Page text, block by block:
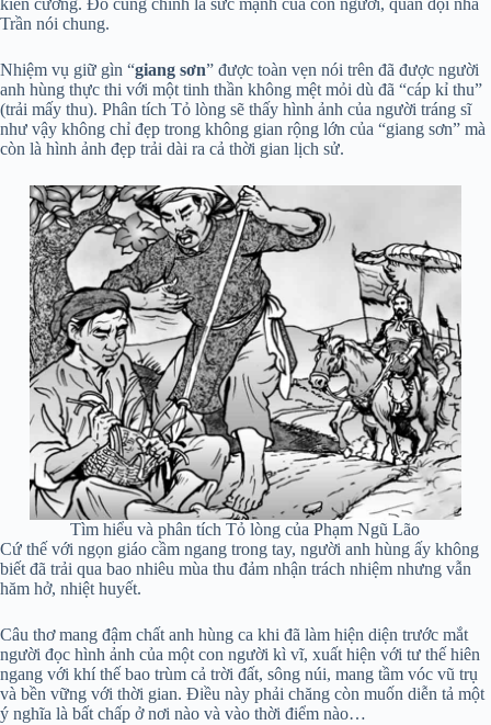
Trần nói chung.
Nhiệm vụ giữ gìn “giang sơn” được toàn vẹn nói trên đã được người
anh hùng thực thi với một tinh thần không mệt mỏi dù đã “cáp kỉ thu”
(trải mấy thu). Phân tích Tỏ lòng sẽ thấy hình ảnh của người tráng sĩ
như vậy không chỉ đẹp trong không gian rộng lớn của “giang sơn” mà
còn là hình ảnh đẹp trải dài ra cả thời gian lịch sử.
Tìm hiểu và phân tích Tỏ lòng của Phạm Ngũ Lão
Cứ thế với ngọn giáo cầm ngang trong tay, người anh hùng ấy không
biết đã trải qua bao nhiêu mùa thu đảm nhận trách nhiệm nhưng vẫn
hăm hở, nhiệt huyết.
Câu thơ mang đậm chất anh hùng ca khi đã làm hiện diện trước mắt
người đọc hình ảnh của một con người kì vĩ, xuất hiện với tư thế hiên
ngang với khí thế bao trùm cả trời đất, sông núi, mang tầm vóc vũ trụ
và bền vững với thời gian. Điều này phải chăng còn muốn diễn tả một
ý nghĩa là bất chấp ở nơi nào và vào thời điểm nào…